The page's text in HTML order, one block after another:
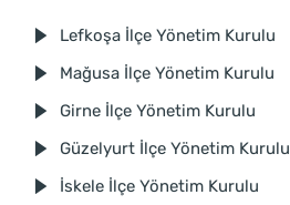
Lefkoşa İlçe Yönetim Kurulu
Mağusa İlçe Yönetim Kurulu
Girne İlçe Yönetim Kurulu
Güzelyurt İlçe Yönetim Kurulu
İskele İlçe Yönetim Kurulu